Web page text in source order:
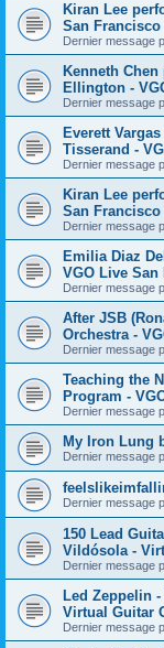
Kiran Lee
San Francisco
Dernier message
Kenneth
Ellington -
Dernier message
Everett
Tisserand -
Dernier message
Kiran Lee
San Francisco
Dernier message
Emilia Diaz
VGO Live San
Dernier message
After JSB
Orchestra -
Dernier message
Teaching the
Program -
Dernier message
My Iron Lung
Dernier message
Dernier message
150 Lead
Vildósola -
Dernier message
Led Zeppelin
Virtual Guitar
Dernier message